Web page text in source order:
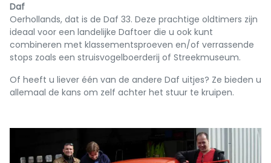
Daf
Oerhollands, dat is de Daf 33. Deze prachtige oldtimers zijn
ideaal voor een landelijke Daftoer die u ook kunt
combineren met klassementsproeven en/of verrassende
stops zoals een struisvogelboerderij of Streekmuseum.
Of heeft u liever één van de andere Daf uitjes? Ze bieden u
allemaal de kans om zelf achter het stuur te kruipen.